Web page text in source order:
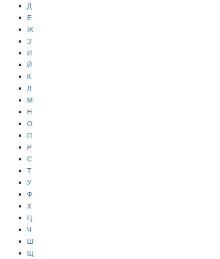
Д
Е
Ж
З
И
Й
К
Л
М
Н
О
П
Р
С
Т
У
Ф
Х
Ц
Ч
Ш
Щ